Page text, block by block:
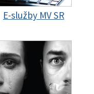
E-služby MV SR